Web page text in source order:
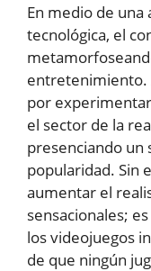
En medio de
tecnológica, el
entretenimiento.
por
el sector de la
presenciando
popularidad. Sin
aumentar el
sensacionales;
los videojuegos
de que ningún